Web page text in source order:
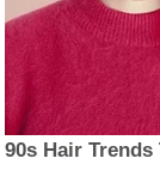
90s Hair